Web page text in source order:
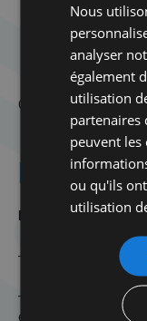
Baissez le
minutes,
tendres.
Ôtez le
Conservez
joint, avant la
Latkes
Ingrédients pour 3
– Huile neutre
– 700 gr de
épluchées
Nous
analyser
également
utilisation
partenaires
peuvent les
ou qu'ils
utilisation